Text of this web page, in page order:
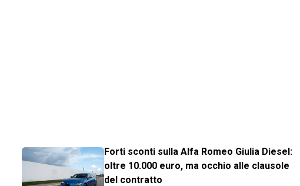
Forti sconti sulla Alfa Romeo Giulia Diesel:
oltre 10.000 euro, ma occhio alle clausole
del contratto